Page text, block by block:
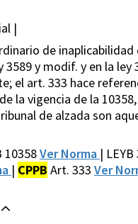
|
de
3589 y modif. y en la
el art. 333 hace
la vigencia de la
de alzada son
10358Ver Norma |
| CPPB Art. 333 Ver